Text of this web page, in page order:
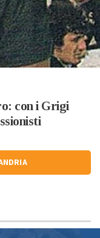
con i Grigi